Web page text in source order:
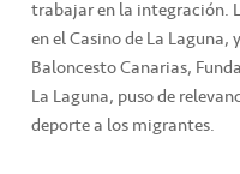
trabajar en la integración.
en el Casino de La
Baloncesto Canarias,
La Laguna, puso de
deporte a los migrantes.